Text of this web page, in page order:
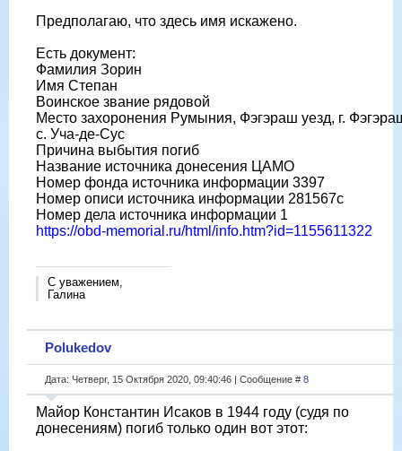
Предполагаю, что здесь имя искажено.
Есть документ:
Фамилия Зорин
Имя Степан
Воинское звание рядовой
Место захоронения Румыния, Фэгэраш уезд, г.
с. Уча-де-Сус
Причина выбытия погиб
Название источника донесения ЦАМО
Номер фонда источника информации 3397
Номер описи источника информации 281567с
Номер дела источника информации 1
https://obd-memorial.ru/html/info.htm?id=1155611322
С уважением,
Галина
Polukedov
Дата: Четверг, 15 Октября 2020, 09:40:46 | Сообщение # 8
Майор Константин Исаков в 1944 году (судя по
донесениям) погиб только один вот этот: